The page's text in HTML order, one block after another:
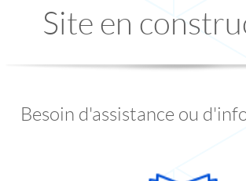
Site en
Besoin d'assistance ou